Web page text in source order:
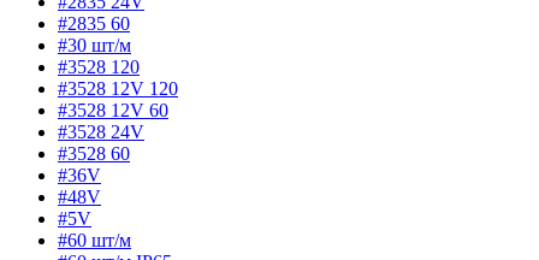
#2835 60
#30 шт/м
#3528 120
#3528 12V 120
#3528 12V 60
#3528 24V
#3528 60
#36V
#48V
#5V
#60 шт/м